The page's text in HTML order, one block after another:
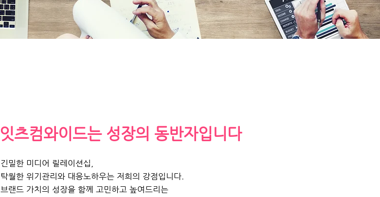
잇츠컴와이드는 성장의 동반자입니다
긴밀한 미디어 릴레이션십,
탁월한 위기관리와 대응노하우는 저희의 강점입니다.
브랜드 가치의 성장을 함께 고민하고 높여드리는